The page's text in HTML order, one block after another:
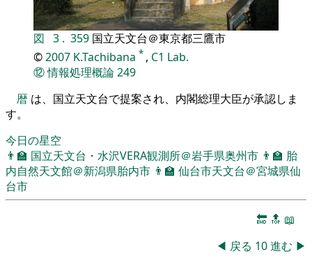
図 3 . 359 国立天文台＠東京都三鷹市
©2007 K.Tachibana * , C1 Lab.
⑫情報処理概論249
暦 は、国立天文台で提案され、内閣総理大臣が承認しま
す。
今日の星空
👨‍🏫 国立天文台・水沢VERA観測所＠岩手県奥州市 👨‍🏫 胎
内自然天文館＠新潟県胎内市 👨‍🏫 仙台市天文台＠宮城県仙
台市
🔚 🔝 📖
◀ 戻る 10進む ▶